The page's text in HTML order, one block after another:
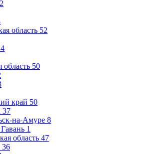
2
область 52
4
область 50
край 50
37
на-Амуре 8
1
область 47
36